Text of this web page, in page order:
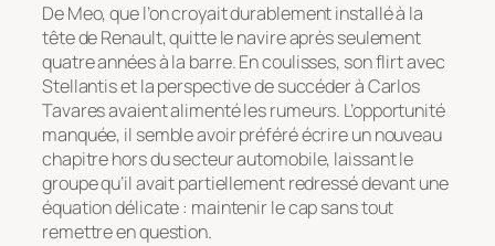
De Meo, que l’on croyait durablement installé à la
tête de Renault, quitte le navire après seulement
quatre années à la barre. En coulisses, son flirt avec
Stellantis et la perspective de succéder à Carlos
Tavares avaient alimenté les rumeurs. L’opportunité
manquée, il semble avoir préféré écrire un nouveau
chapitre hors du secteur automobile, laissant le
groupe qu’il avait partiellement redressé devant une
équation délicate : maintenir le cap sans tout
remettre en question.